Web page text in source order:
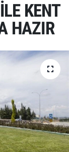
KENT
HAZIR